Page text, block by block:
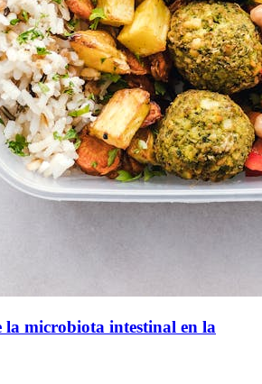
microbiota intestinal en la